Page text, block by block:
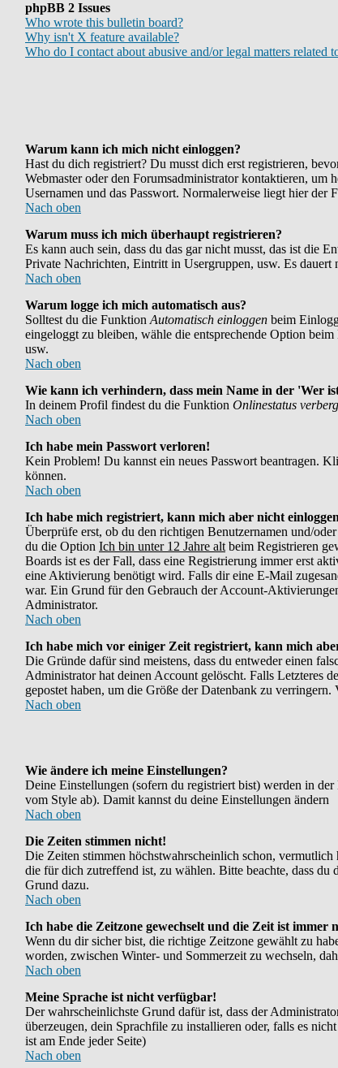
phpBB 2 Issues
Who wrote this bulletin board?
Why isn't X feature available?
Who do I contact about abusive and/or legal matters related
Warum kann ich mich nicht einloggen?
Hast du dich registriert? Du musst dich erst registrieren,
Webmaster oder den Forumsadministrator kontaktieren,
Usernamen und das Passwort. Normalerweise liegt hier
Nach oben
Warum muss ich mich überhaupt registrieren?
Es kann auch sein, dass du das gar nicht musst, das ist die
Private Nachrichten, Eintritt in Usergruppen, usw. Es
Nach oben
Warum logge ich mich automatisch aus?
Solltest du die Funktion Automatisch einloggen beim
eingeloggt zu bleiben, wähle die entsprechende Option
usw.
Nach oben
Wie kann ich verhindern, dass mein Name in der 'Wer
In deinem Profil findest du die Funktion Onlinestatus
Nach oben
Ich habe mein Passwort verloren!
Kein Problem! Du kannst ein neues Passwort beantragen.
können.
Nach oben
Ich habe mich registriert, kann mich aber nicht
Überprüfe erst, ob du den richtigen Benutzernamen und/
du die Option Ich bin unter 12 Jahre alt beim Registrieren
Boards ist es der Fall, dass eine Registrierung immer erst
eine Aktivierung benötigt wird. Falls dir eine E-Mail
war. Ein Grund für den Gebrauch der Account-
Administrator.
Nach oben
Ich habe mich vor einiger Zeit registriert, kann mich
Die Gründe dafür sind meistens, dass du entweder einen
Administrator hat deinen Account gelöscht. Falls Letzteres
gepostet haben, um die Größe der Datenbank zu
Nach oben
Wie ändere ich meine Einstellungen?
Deine Einstellungen (sofern du registriert bist) werden in
vom Style ab). Damit kannst du deine Einstellungen ändern
Nach oben
Die Zeiten stimmen nicht!
Die Zeiten stimmen höchstwahrscheinlich schon,
die für dich zutreffend ist, zu wählen. Bitte beachte, dass
Grund dazu.
Nach oben
Ich habe die Zeitzone gewechselt und die Zeit ist immer
Wenn du dir sicher bist, die richtige Zeitzone gewählt zu
worden, zwischen Winter- und Sommerzeit zu wechseln,
Nach oben
Meine Sprache ist nicht verfügbar!
Der wahrscheinlichste Grund dafür ist, dass der
überzeugen, dein Sprachfile zu installieren oder, falls es
ist am Ende jeder Seite)
Nach oben